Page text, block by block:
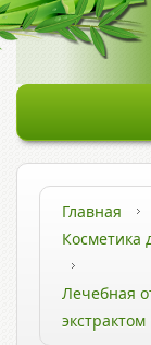
Главная
Косметика
Лечебная